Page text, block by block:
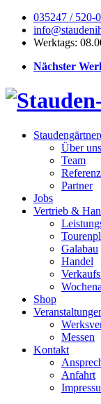
035247 / 520-0
Werktags:
Nächster
Über uns
Team
Partner
Jobs
Vertrieb &
Galabau
Handel
Shop
Messen
Kontakt
Anfahrt